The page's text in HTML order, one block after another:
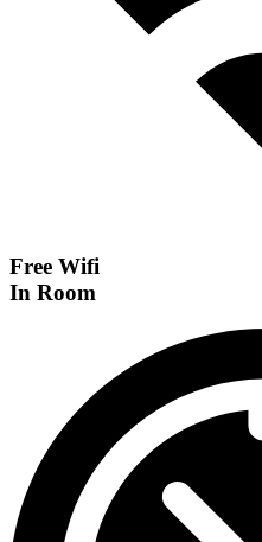
Free Wifi
In Room